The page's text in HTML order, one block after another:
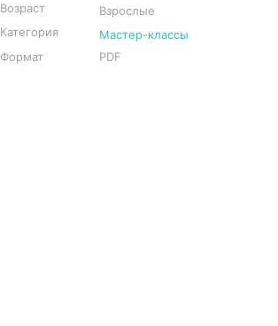
Возраст
Взрослые
Категория
Мастер-классы
Формат
PDF